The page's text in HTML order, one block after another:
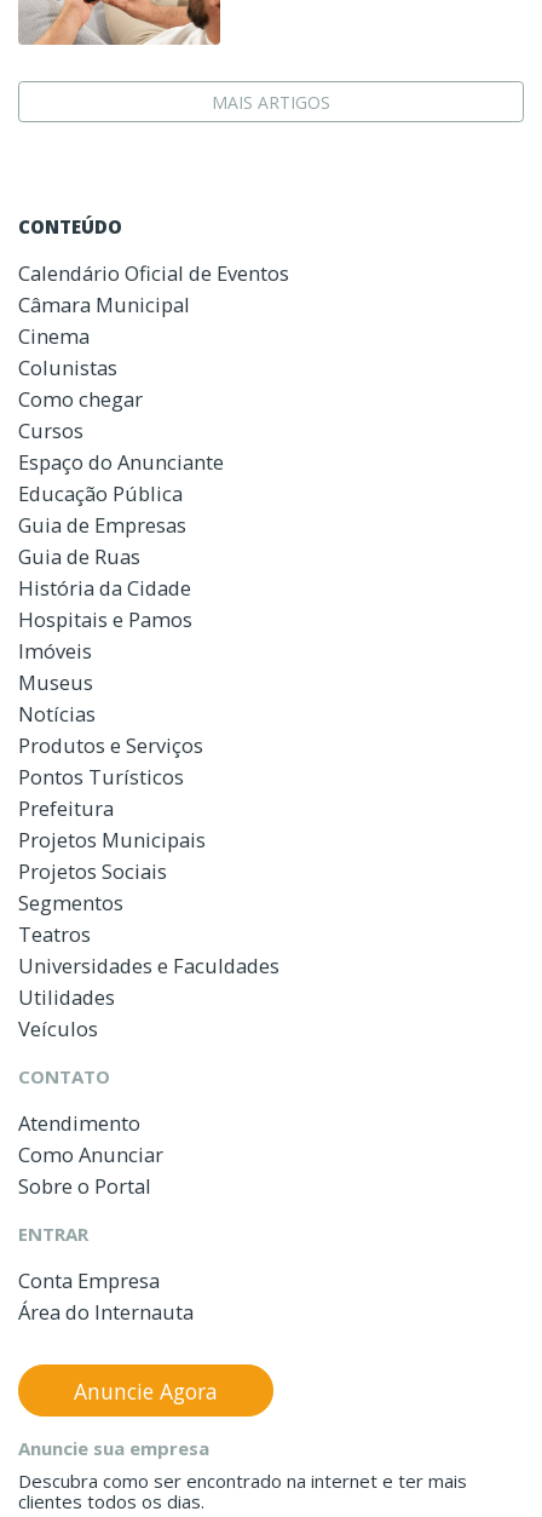
MAIS ARTIGOS
CONTEÚDO
Calendário Oficial de Eventos
Câmara Municipal
Cinema
Colunistas
Como chegar
Cursos
Espaço do Anunciante
Educação Pública
Guia de Empresas
Guia de Ruas
História da Cidade
Hospitais e Pamos
Imóveis
Museus
Notícias
Produtos e Serviços
Pontos Turísticos
Prefeitura
Projetos Municipais
Projetos Sociais
Segmentos
Teatros
Universidades e Faculdades
Utilidades
Veículos
CONTATO
Atendimento
Como Anunciar
Sobre o Portal
ENTRAR
Conta Empresa
Área do Internauta
Anuncie sua empresa
Descubra como ser encontrado na internet e ter mais
clientes todos os dias.
Anuncie Agora